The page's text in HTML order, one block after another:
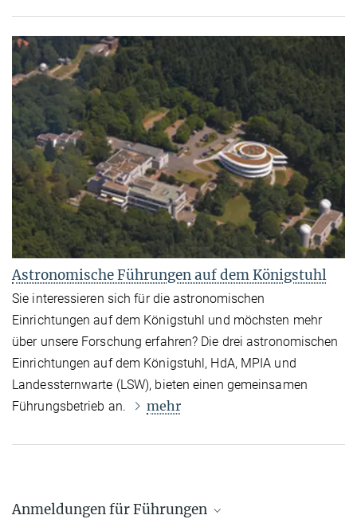
Astronomische Führungen auf dem Königstuhl
Sie interessieren sich für die astronomischen
Einrichtungen auf dem Königstuhl und möchsten mehr
über unsere Forschung erfahren? Die drei astronomischen
Einrichtungen auf dem Königstuhl, HdA, MPIA und
Landessternwarte (LSW), bieten einen gemeinsamen
Führungsbetrieb an.
mehr
Anmeldungen für Führungen